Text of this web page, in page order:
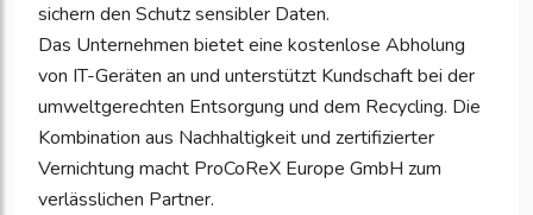
sichern den Schutz sensibler Daten.
Das Unternehmen bietet eine kostenlose Abholung
von IT-Geräten an und unterstützt Kundschaft bei der
umweltgerechten Entsorgung und dem Recycling. Die
Kombination aus Nachhaltigkeit und zertifizierter
Vernichtung macht ProCoReX Europe GmbH zum
verlässlichen Partner.